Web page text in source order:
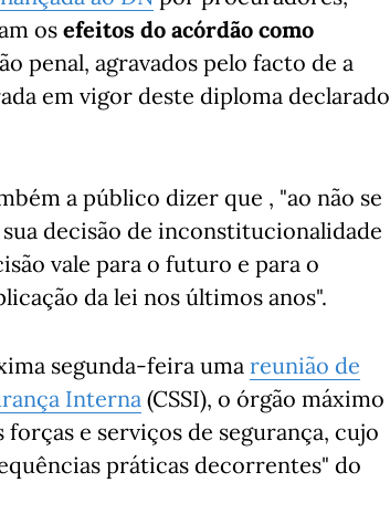
osefeitos do acórdão como
penal, agravados pelo facto de a
em vigor deste diploma declarado
a público dizer que , "ao não se
decisão de inconstitucionalidade
vale para o futuro e para o
da lei nos últimos anos".
segunda-feira umareunião de
Interna (CSSI), o órgão máximo
e serviços de segurança, cujo
práticas decorrentes" do